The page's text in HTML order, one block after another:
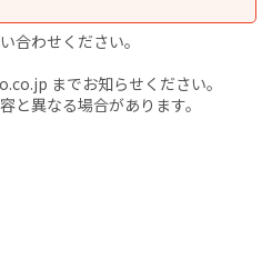
合わせください。
までお知らせください。
異なる場合があります。